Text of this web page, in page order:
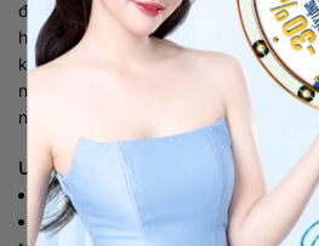
đổi chất. Do đó dù bạn có dùng
hay thoa xịt thuốc vào bên ngoài da
kích thích tóc mọc trở lại. Thay
nang tóc ở sau gáy của khách
nên tóc sẽ mọc lại sau thời gian thích
Ưu điểm vượt trội của cấy tóc tự
Phù hợp với nhiều đối tượng khách
Nhờ sử dụng nang tóc tự thân